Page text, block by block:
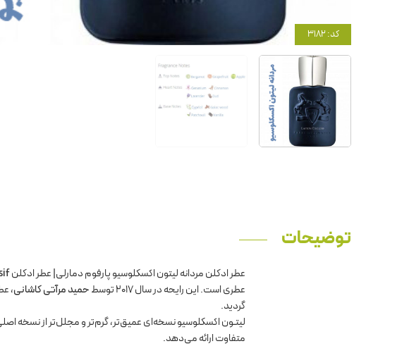
کد: 3182
توضیحات
عطر ادکلن مردانه لیتون اکسکلوسیو پارفوم دمارلی| عطر ادکلن
عطری است. این رایحه در سال ۲۰۱۷ توسط
حمید مرآتی کاشانی،
گردید.
متفاوت ارائه می‌دهد.